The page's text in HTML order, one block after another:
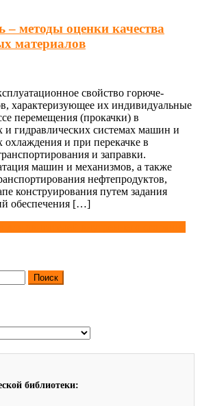
– методы оценки качества
материалов
свойство горюче-
характеризующее их индивидуальные
перемещения (прокачки) в
гидравлических системах машин и
охлаждения и при перекачке в
и заправки.
машин и механизмов, а также
нефтепродуктов,
конструирования путем задания
обеспечения […]
библиотеки: